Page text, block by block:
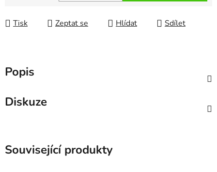
Tisk Zeptat se Hlídat Sdílet
Popis
Diskuze
Související produkty